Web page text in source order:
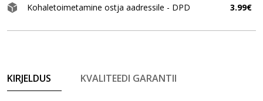
Kohaletoimetamine ostja aadressile - DPD
3.99€
KIRJELDUS KVALITEEDI GARANTII